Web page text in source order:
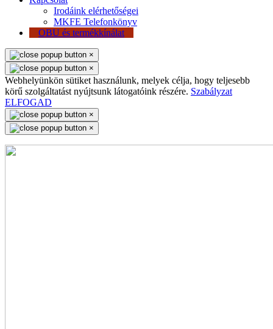
Irodáink elérhetőségei
MKFE Telefonkönyv
OBU és termékkínálat
×
×
Webhelyünkön sütiket használunk, melyek célja, hogy teljesebb
körű szolgáltatást nyújtsunk látogatóink részére. Szabályzat
ELFOGAD
×
×